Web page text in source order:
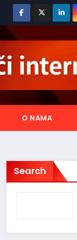
O NAMA
Search